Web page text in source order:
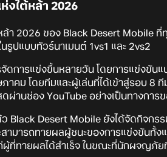
งใต้หล้า 2026
า 2026 ของ Black Desert Mobile ที่
รูปแบบทัวร์นาเมนต์ 1vs1 และ 2vs2
ดการแข่งขึ้นหลายวัน โดยการแข่งขัน
คม โดยทีมและผู้เล่นที่ได้เข้าสู่รอบ 8
ผ่านช่อง YouTube อย่างเป็นทางการ
Black Desert Mobile ยังได้จัดกิจก
มารถทายผลผู้ชนะของการแข่งขันทั้งแ
ผู้ที่ทายผลได้สำเร็จ ในขณะที่นักผจญภั